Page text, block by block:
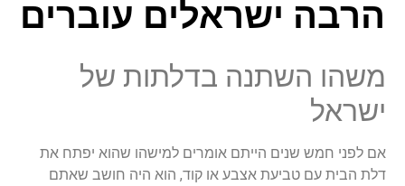
הרבה ישראלים עוברים
משהו השתנה בדלתות של
ישראל
אם לפני חמש שנים הייתם אומרים למישהו שהוא יפתח את
דלת הבית עם טביעת אצבע או קוד, הוא היה חושב שאתם